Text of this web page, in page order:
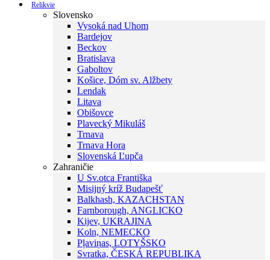
Relikvie
Slovensko
Vysoká nad Uhom
Bardejov
Beckov
Bratislava
Gaboltov
Košice, Dóm sv. Alžbety
Lendak
Litava
Obišovce
Plavecký Mikuláš
Trnava
Trnava Hora
Slovenská Ľupča
Zahraničie
U Sv.otca Františka
Misijný kríž Budapešť
Balkhash, KAZACHSTAN
Farnborough, ANGLICKO
Kijev, UKRAJINA
Koln, NEMECKO
Pļaviņas, LOTYŠSKO
Svratka, ČESKÁ REPUBLIKA